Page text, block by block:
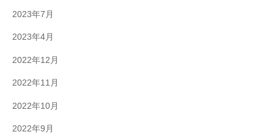
2023年7月
2023年4月
2022年12月
2022年11月
2022年10月
2022年9月